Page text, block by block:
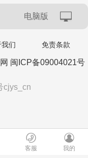
电脑版
我们 免责条款
闽ICP备09004021号
cjys_cn
客服 我的